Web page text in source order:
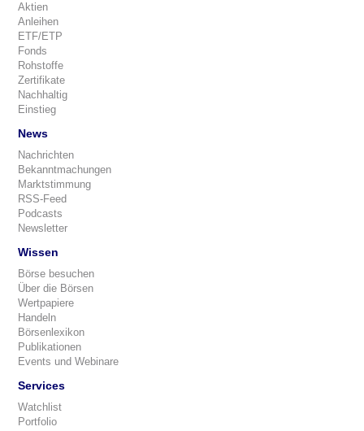
Aktien
Anleihen
ETF/ETP
Fonds
Rohstoffe
Zertifikate
Nachhaltig
Einstieg
News
Nachrichten
Bekanntmachungen
Marktstimmung
RSS-Feed
Podcasts
Newsletter
Wissen
Börse besuchen
Über die Börsen
Wertpapiere
Handeln
Börsenlexikon
Publikationen
Events und Webinare
Services
Watchlist
Portfolio